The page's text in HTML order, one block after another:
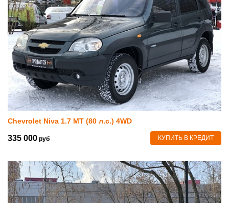
Chevrolet Niva 1.7 MT (80 л.с.) 4WD
335 000 руб КУПИТЬ В КРЕДИТ